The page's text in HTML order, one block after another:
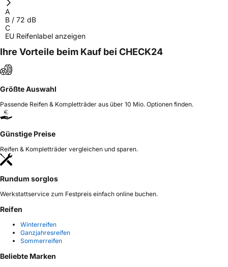
A
B / 72 dB
C
EU Reifenlabel anzeigen
Ihre Vorteile beim Kauf bei CHECK24
Größte Auswahl
Passende Reifen & Kompletträder aus über 10 Mio. Optionen finden.
Günstige Preise
Reifen & Kompletträder vergleichen und sparen.
Rundum sorglos
Werkstattservice zum Festpreis einfach online buchen.
Reifen
Winterreifen
Ganzjahresreifen
Sommerreifen
Beliebte Marken